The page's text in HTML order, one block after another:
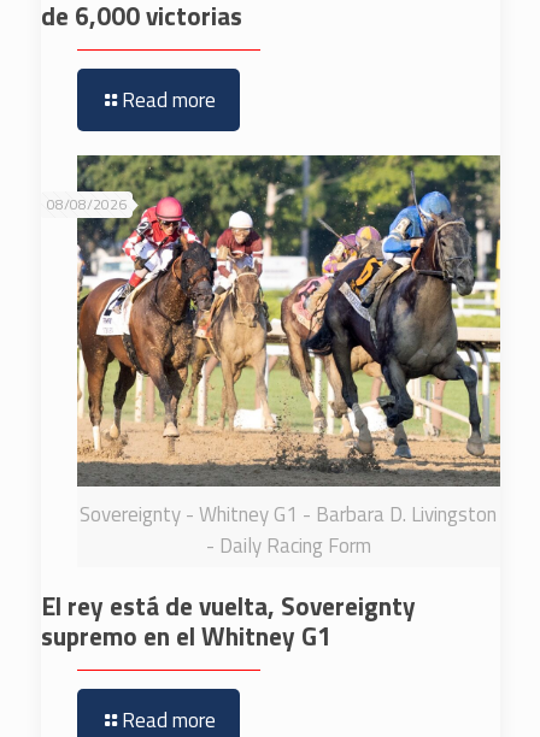
de 6,000 victorias
Read more
Sovereignty - Whitney G1 - Barbara D. Livingston
- Daily Racing Form
08/08/2026
El rey está de vuelta, Sovereignty
supremo en el Whitney G1
Read more